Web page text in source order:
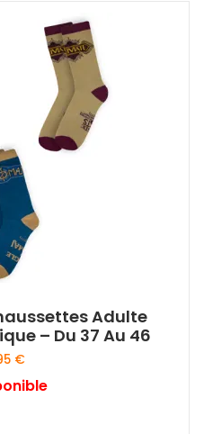
Adulte
– Du 37 Au 46
€